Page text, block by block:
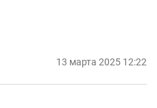
13 марта 2025 12:22